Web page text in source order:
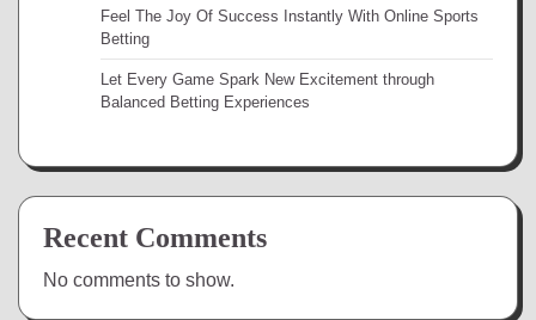
Feel The Joy Of Success Instantly With Online Sports
Betting
Let Every Game Spark New Excitement through
Balanced Betting Experiences
Recent Comments
No comments to show.